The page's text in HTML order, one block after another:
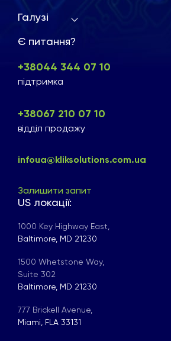
Галузі
Є питання?
+38044 344 07 10
підтримка
+38067 210 07 10
відділ продажу
infoua@kliksolutions.com.ua
Залишити запит
US локації:
1000 Key Highway East,
Baltimore, MD 21230
1500 Whetstone Way,
Suite 302
Baltimore, MD 21230
777 Brickell Avenue,
Miami, FLA 33131